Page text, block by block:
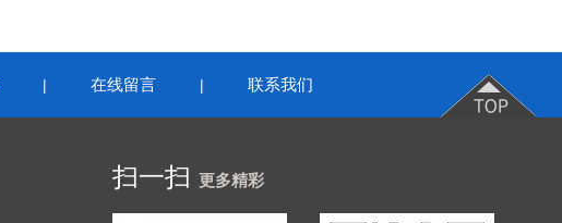
| 在线留言 | 联系我们
扫一扫 更多精彩